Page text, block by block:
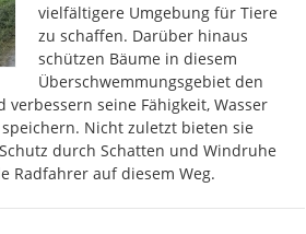
vielfältigere Umgebung für Tiere
zu schaffen. Darüber hinaus
schützen Bäume in diesem
Überschwemmungsgebiet den
verbessern seine Fähigkeit, Wasser
Nicht zuletzt bieten sie
durch Schatten und Windruhe
Radfahrer auf diesem Weg.